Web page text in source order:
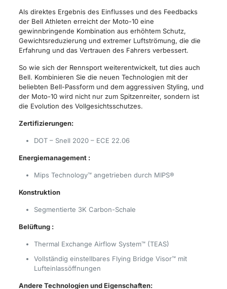
Als direktes Ergebnis des Einflusses und des Feedbacks
der Bell Athleten erreicht der Moto-10 eine
gewinnbringende Kombination aus erhöhtem Schutz,
Gewichtsreduzierung und extremer Luftströmung, die die
Erfahrung und das Vertrauen des Fahrers verbessert.
So wie sich der Rennsport weiterentwickelt, tut dies auch
Bell. Kombinieren Sie die neuen Technologien mit der
beliebten Bell-Passform und dem aggressiven Styling, und
der Moto-10 wird nicht nur zum Spitzenreiter, sondern ist
die Evolution des Vollgesichtsschutzes.
Zertifizierungen:
DOT – Snell 2020 – ECE 22.06
Energiemanagement :
Mips Technology™ angetrieben durch MIPS®
Konstruktion
Segmentierte 3K Carbon-Schale
Belüftung :
Thermal Exchange Airflow System™ (TEAS)
Vollständig einstellbares Flying Bridge Visor™ mit
Lufteinlassöffnungen
Andere Technologien und Eigenschaften: